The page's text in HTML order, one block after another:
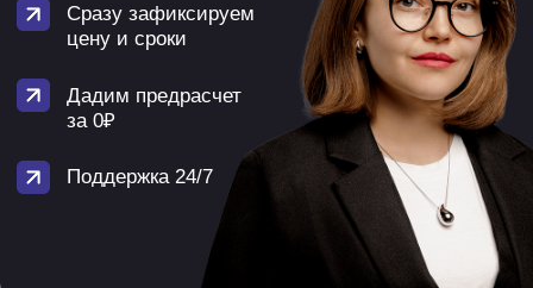
Перезвоним и поможем
решить вашу задачу
Свяжемся с вами в течение 15 минут
и предложим экспертные решения для ваших